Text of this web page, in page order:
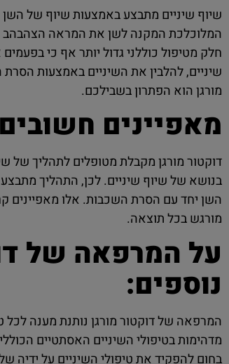
שיוף שיניים מתבצע באמצעות שיוף של
המלוכלכת המקנה לשן את המראה הצהבהב
חלק מטיפול כוללני גדול יותר אף כי
שיניים, להלבין את השיניים באמצעות
מורגן הוא הפתרון בשבילכם.
מאפיינים
דוקטור מורגן מקבלת מטופלים לתהליך של
בנושא של שיוף שיניים. לכן, התהליך מתבצע
השן יחד עם הסרת השכבות. אלו מאפיינים
מורגש בכל תוצאה.
על המרפאה של
נוספים:
המרפאה של דוקטור מורגן נותנת מענה לכל
מדהימות בטיפולי השיניים האסתטיים
בחום להפקיד את טיפולי השיניים על ידיה